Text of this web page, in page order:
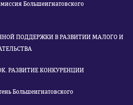
Большеигнатовского
ПОДДЕРЖКИ В РАЗВИТИИ МАЛОГО И
РАЗВИТИЕ КОНКУРЕНЦИИ
Большеигнатовского